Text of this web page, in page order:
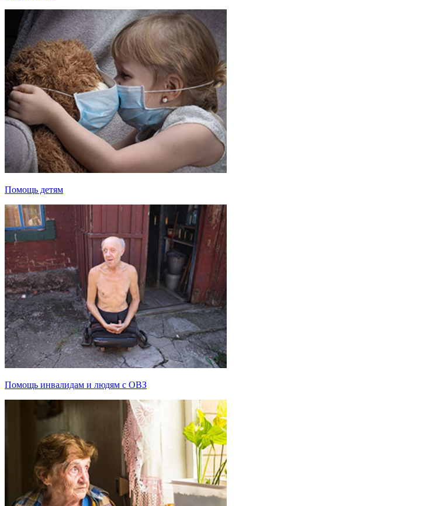
Помощь детям
Помощь инвалидам и людям с ОВЗ